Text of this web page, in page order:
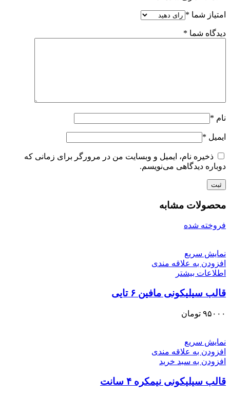
امتیاز شما *
دیدگاه شما *
نام *
ایمیل *
ذخیره نام، ایمیل و وبسایت من در مرورگر برای زمانی که
دوباره دیدگاهی می‌نویسم.
محصولات مشابه
فروخته شده
نمایش سریع
افزودن به علاقه مندی
اطلاعات بیشتر
قالب سیلیکونی مافین ۶ تایی
۹۵۰۰۰ تومان
نمایش سریع
افزودن به علاقه مندی
افزودن به سبد خرید
قالب سیلیکونی نیمکره ۴ سانت